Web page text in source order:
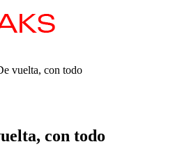
vuelta, con todo
con todo